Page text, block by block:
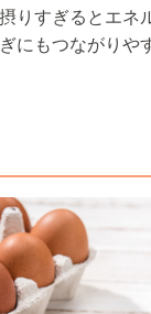
りすぎるとエネ
にもつながりや